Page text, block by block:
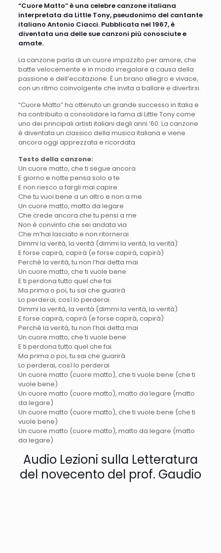
“Cuore Matto” è una celebre canzone italiana
interpretata da Little Tony, pseudonimo del cantante
italiano Antonio Ciacci. Pubblicata nel 1967, è
diventata una delle sue canzoni più conosciute e
amate.
La canzone parla di un cuore impazzito per amore, che
batte velocemente e in modo irregolare a causa della
passione e dell’eccitazione. È un brano allegro e vivace,
con un ritmo coinvolgente che invita a ballare e divertirsi.
“Cuore Matto” ha ottenuto un grande successo in Italia e
ha contribuito a consolidare la fama di Little Tony come
uno dei principali artisti italiani degli anni ’60. La canzone
è diventata un classico della musica italiana e viene
ancora oggi apprezzata e ricordata.
Testo della canzone:
Un cuore matto, che ti segue ancora
E giorno e notte pensa solo a te
E non riesco a fargli mai capire
Che tu vuoi bene a un altro e non a me
Un cuore matto, matto da legare
Che crede ancora che tu pensi a me
Non è convinto che sei andata via
Che m’hai lasciato e non ritornerai
Dimmi la verità, la verità (dimmi la verità, la verità)
E forse capirà, capirà (e forse capirà, capirà)
Perché la verità, tu non l’hai detta mai
Un cuore matto, che ti vuole bene
E ti perdona tutto quel che fai
Ma prima o poi, tu sai che guarirà
Lo perderai, così lo perderai
Dimmi la verità, la verità (dimmi la verità, la verità)
E forse capirà, capirà (e forse capirà, capirà)
Perché la verità, tu non l’hai detta mai
Un cuore matto, che ti vuole bene
E ti perdona tutto quel che fai
Ma prima o poi, tu sai che guarirà
Lo perderai, così lo perderai
Un cuore matto (cuore matto), che ti vuole bene (che ti
vuole bene)
Un cuore matto (cuore matto), matto da legare (matto
da legare)
Un cuore matto (cuore matto), che ti vuole bene (che ti
vuole bene)
Un cuore matto (cuore matto), matto da legare (matto
da legare)
Audio Lezioni sulla Letteratura
del novecento del prof. Gaudio